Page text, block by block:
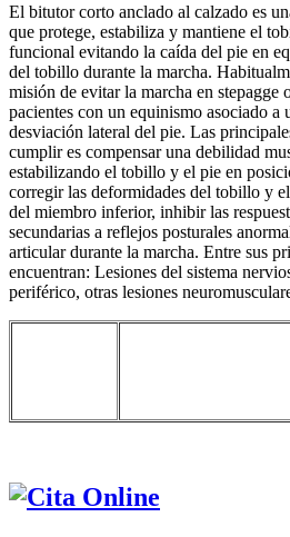
El bitutor corto anclado al calzado es
que protege, estabiliza y mantiene el
funcional evitando la caída del pie en
del tobillo durante la marcha.
misión de evitar la marcha en stepagge
pacientes con un equinismo asociado a
desviación lateral del pie. Las
cumplir es compensar una debilidad
estabilizando el tobillo y el pie en
corregir las deformidades del tobillo y
del miembro inferior, inhibir las
secundarias a reflejos posturales
articular durante la marcha. Entre sus
encuentran: Lesiones del sistema
periférico, otras lesiones